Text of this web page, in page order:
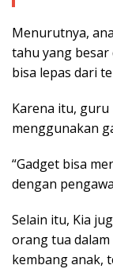
Menurutnya,
tahu yang
bisa lepas dari
Karena itu, guru
menggunakan
“Gadget bisa
dengan
Selain itu, Kia
orang tua
kembang anak,